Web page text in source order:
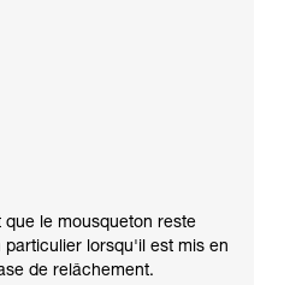
que le mousqueton reste
lorsqu'il est mis en
de relâchement.